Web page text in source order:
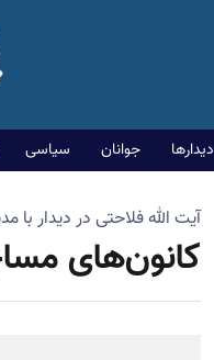
دیدارها جوانان سیاسی
آیت الله فلاحتی در دیدار
کانون‌های